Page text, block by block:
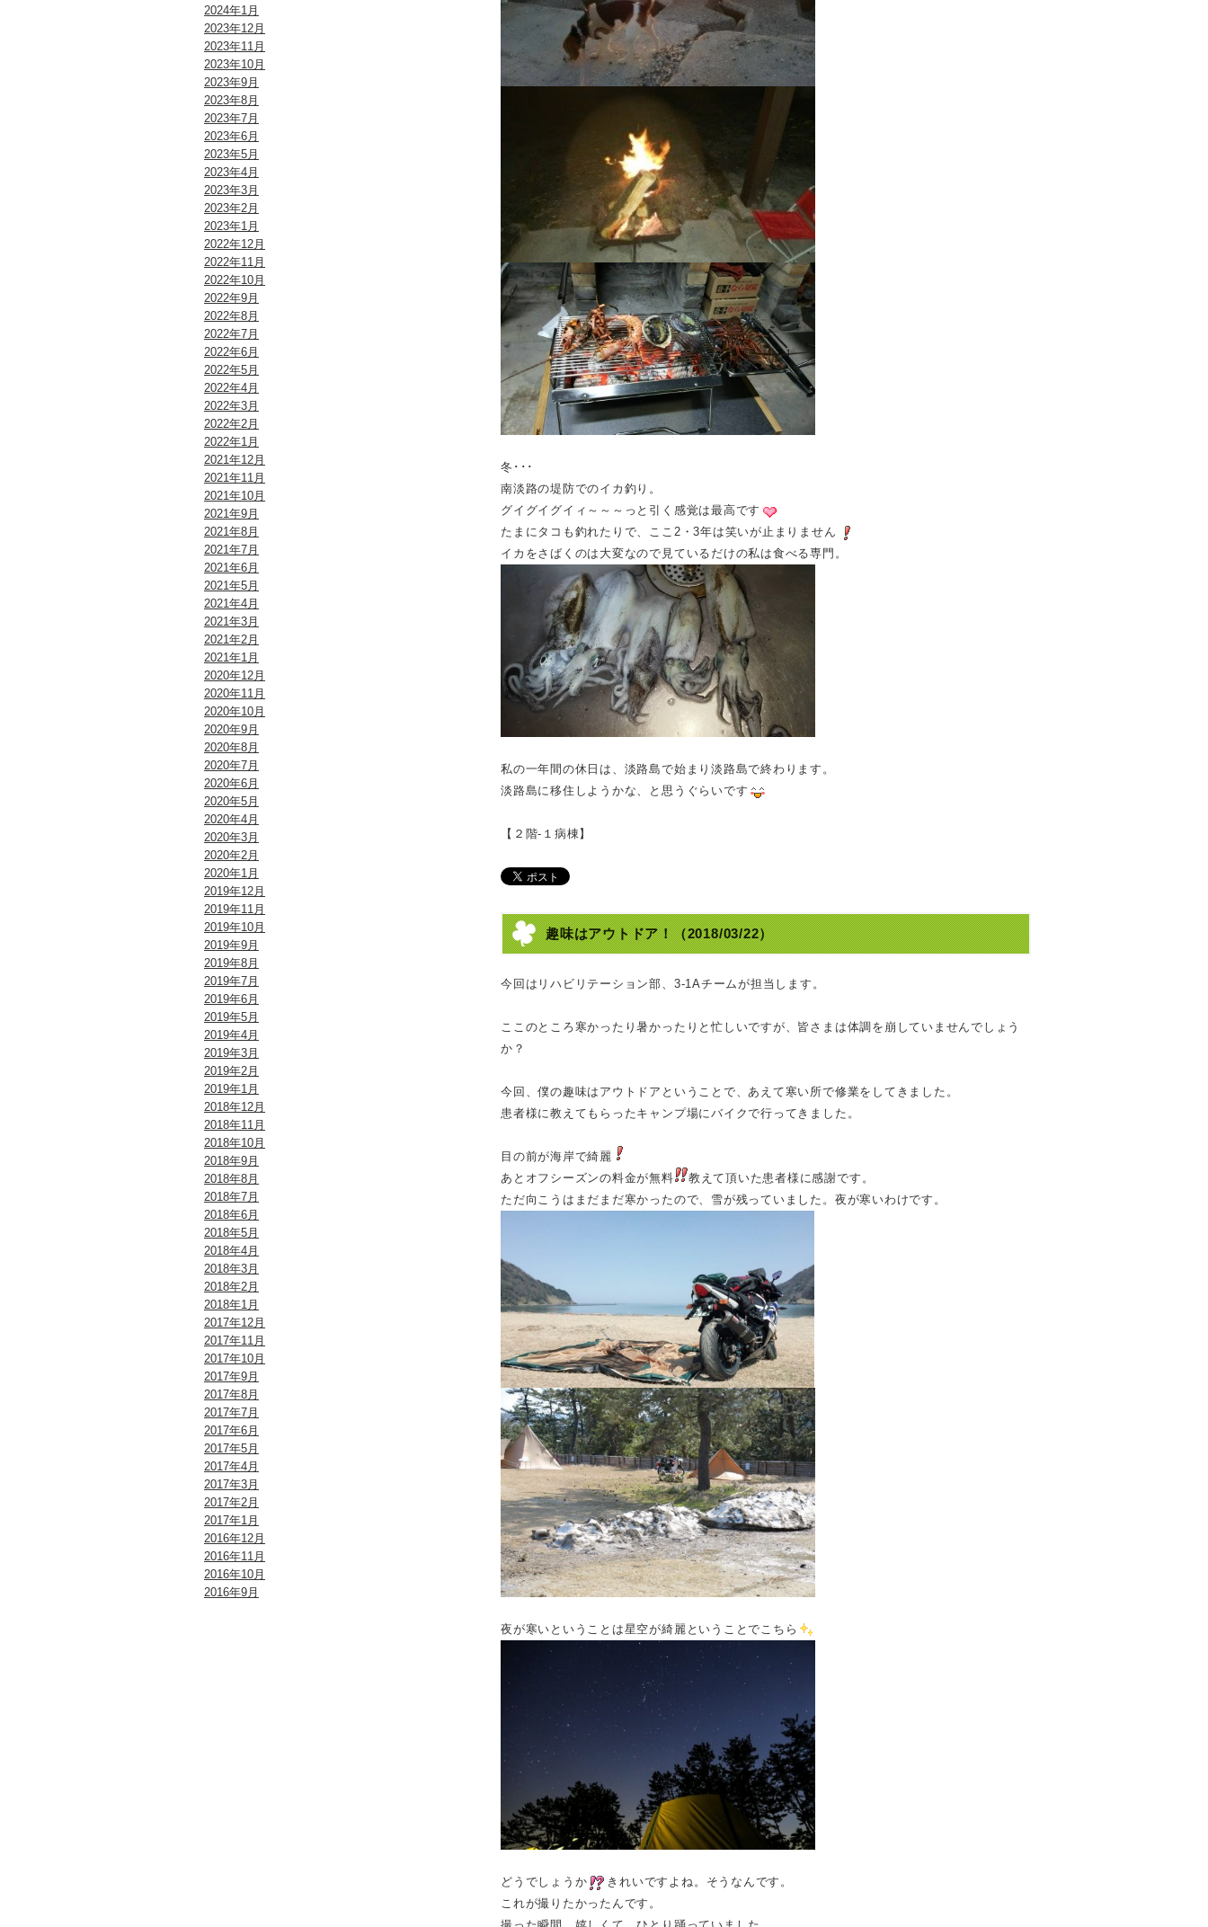
冬･･･
南淡路の堤防でのイカ釣り。
グイグイグイィ～～～っと引く感覚は最高です
たまにタコも釣れたりで、ここ2・3年は笑いが止まりません
イカをさばくのは大変なので見ているだけの私は食べる専門。
私の一年間の休日は、淡路島で始まり淡路島で終わります。
淡路島に移住しようかな、と思うぐらいです
【２ 階‐１病棟】
趣味はアウトドア！（2018/03/22）
今回はリハビリテーション部、 3-1Aチームが担当します。
ここのところ寒かったり暑かったりと忙しいですが、皆さまは体調を崩していませんでしょう
か？
今回、僕の趣味はアウトドアということで、あえて寒い所で修業をしてきました。
患者様に教えてもらったキャンプ場にバイクで行ってきました。
目の前が海岸で綺麗
あとオフシーズンの料金が無料
教えて頂いた患者様に感謝です。
ただ向こうはまだまだ寒かったので、雪が残っていました。夜が寒いわけです。
夜が寒いということは星空が綺麗ということでこちら
どうでしょうか
きれいですよね。そうなんです。
これが撮りたかったんです。
2024年1月
2023年12月
2023年11月
2023年10月
2023年9月
2023年8月
2023年7月
2023年6月
2023年5月
2023年4月
2023年3月
2023年2月
2023年1月
2022年12月
2022年11月
2022年10月
2022年9月
2022年8月
2022年7月
2022年6月
2022年5月
2022年4月
2022年3月
2022年2月
2022年1月
2021年12月
2021年11月
2021年10月
2021年9月
2021年8月
2021年7月
2021年6月
2021年5月
2021年4月
2021年3月
2021年2月
2021年1月
2020年12月
2020年11月
2020年10月
2020年9月
2020年8月
2020年7月
2020年6月
2020年5月
2020年4月
2020年3月
2020年2月
2020年1月
2019年12月
2019年11月
2019年10月
2019年9月
2019年8月
2019年7月
2019年6月
2019年5月
2019年4月
2019年3月
2019年2月
2019年1月
2018年12月
2018年11月
2018年10月
2018年9月
2018年8月
2018年7月
2018年6月
2018年5月
2018年4月
2018年3月
2018年2月
2018年1月
2017年12月
2017年11月
2017年10月
2017年9月
2017年8月
2017年7月
2017年6月
2017年5月
2017年4月
2017年3月
2017年2月
2017年1月
2016年12月
2016年11月
2016年10月
2016年9月